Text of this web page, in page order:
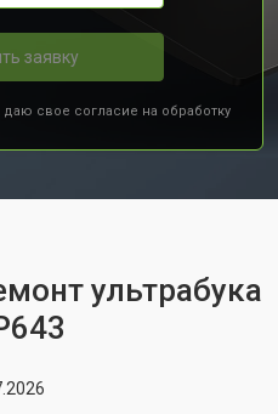
заявку
свое согласие на обработку
ультрабука